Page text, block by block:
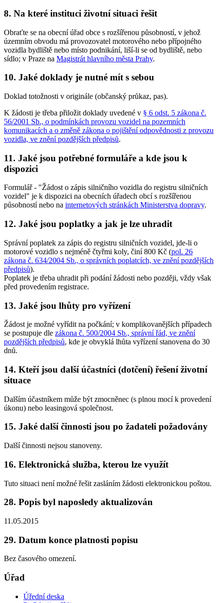
8. Na které instituci životní situaci řešit
Obraťte se na obecní úřad obce s rozšířenou působností, v jehož
územním obvodu má provozovatel motorového nebo přípojného
vozidla bydliště nebo místo podnikání, liší-li se od bydliště, nebo
sídlo; v Praze na Magistrát hlavního města Prahy.
10. Jaké doklady je nutné mít s sebou
Doklad totožnosti v originále (občanský průkaz, pas).
K žádosti je třeba přiložit doklady uvedené v § 6 odst. 5 zákona č.
56/2001 Sb., o podmínkách provozu vozidel na pozemních
komunikacích a o změně zákona o pojištění odpovědnosti z provozu
vozidla, ve znění pozdějších předpisů.
11. Jaké jsou potřebné formuláře a kde jsou k
dispozici
Formulář - "Žádost o zápis silničního vozidla do registru silničních
vozidel" je k dispozici na obecních úřadech obcí s rozšířenou
působností nebo na internetových stránkách Ministerstva dopravy.
12. Jaké jsou poplatky a jak je lze uhradit
Správní poplatek za zápis do registru silničních vozidel, jde-li o
motorové vozidlo s nejméně čtyřmi koly, činí800 Kč (pol. 26
zákona č. 634/2004 Sb., o správních poplatcích, ve znění pozdějších
předpisů).
Poplatek je třeba uhradit při podání žádosti nebo později, vždy však
před provedením registrace.
13. Jaké jsou lhůty pro vyřízení
Žádost je možné vyřídit na počkání; v komplikovanějších případech
se postupuje dle zákona č. 500/2004 Sb., správní řád, ve znění
pozdějších předpisů, kde je obvyklá lhůta vyřízení stanovena do 30
dnů.
14. Kteří jsou další účastníci (dotčení) řešení životní
situace
Dalším účastníkem může být zmocněnec (s plnou mocí k provedení
úkonu) nebo leasingová společnost.
15. Jaké další činnosti jsou po žadateli požadovány
Další činnosti nejsou stanoveny.
16. Elektronická služba, kterou lze využít
Tuto situaci není možné řešit zasláním žádosti elektronickou poštou.
28. Popis byl naposledy aktualizován
11.05.2015
29. Datum konce platnosti popisu
Bez časového omezení.
Úřad
Úřední deska